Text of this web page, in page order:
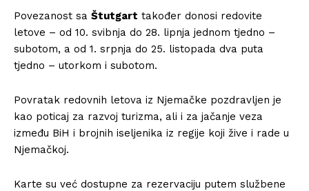
Povezanost sa Štutgart također donosi redovite
letove – od 10. svibnja do 28. lipnja jednom tjedno –
subotom, a od 1. srpnja do 25. listopada dva puta
tjedno – utorkom i subotom.
Povratak redovnih letova iz Njemačke pozdravljen je
kao poticaj za razvoj turizma, ali i za jačanje veza
između BiH i brojnih iseljenika iz regije koji žive i rade u
Njemačkoj.
Karte su već dostupne za rezervaciju putem službene